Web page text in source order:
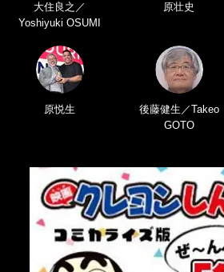
大住良之／
Yoshiyuki OSUMI
原壮史
原悦生
後藤健生／Takeo
GOTO